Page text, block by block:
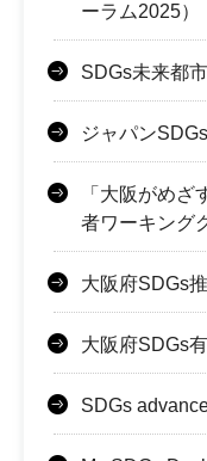
ーラム2025）
SDGs未来都
ジャパン
「大阪がめ
者ワーキング
大阪府SDGs
大阪府SDGs
SDGs